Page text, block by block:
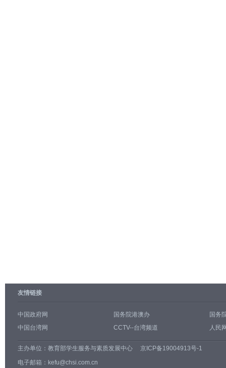
友情链接
中国政府网 国务院港澳办
国务
中国台湾网
CCTV--台湾频道 人民
主办单位： 教育部学生服务与素质发展中心
京ICP备19004913号-1
电子邮箱：kefu@chsi.com.cn